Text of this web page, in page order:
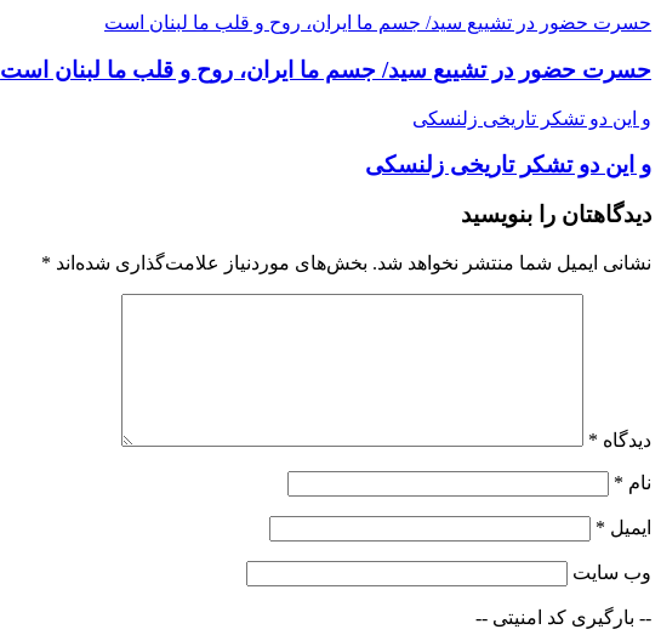
حسرت حضور در تشییع سید/ جسم ما ایران، روح و قلب ما لبنان است
حسرت حضور در تشییع سید/ جسم ما ایران، روح و قلب ما لبنان است
و این دو تشکر تاریخی زلنسکی
و این دو تشکر تاریخی زلنسکی
دیدگاهتان را بنویسید
نشانی ایمیل شما منتشر نخواهد شد. بخش‌های موردنیاز علامت‌گذاری شده‌اند *
دیدگاه *
نام *
ایمیل *
وب‌ سایت
-- بارگیری کد امنیتی --